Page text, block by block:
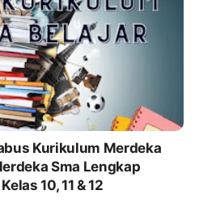
Kurikulum Merdeka
Sma Lengkap
10, 11 & 12